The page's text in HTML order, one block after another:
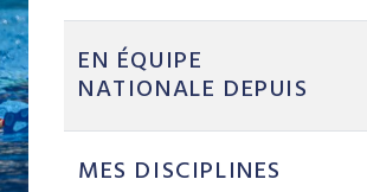
EN ÉQUIPE
NATIONALE DEPUIS
MES DISCIPLINES